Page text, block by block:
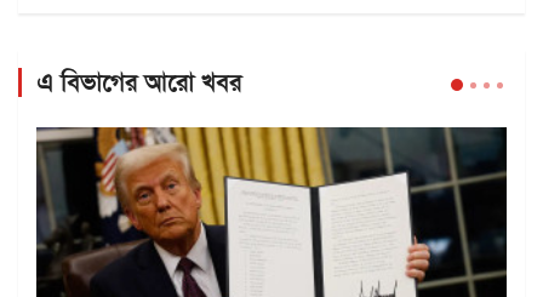
এ বিভাগের আরো খবর